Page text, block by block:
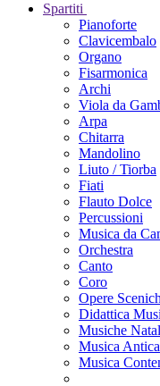
Spartiti
Pianoforte
Clavicembalo
Organo
Fisarmonica
Archi
Viola da
Arpa
Chitarra
Mandolino
Liuto / Tiorba
Fiati
Flauto Dolce
Percussioni
Musica da
Orchestra
Canto
Coro
Opere
Didattica
Musiche
Musica Antica
Musica